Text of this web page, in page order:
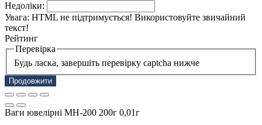
Недоліки:
Увага: HTML не підтримується! Використовуйте звичайний
текст!
Рейтинг
Перевірка
Будь ласка, завершіть перевірку captcha нижче
Продовжити
Ваги ювелірні МН-200 200г 0,01г